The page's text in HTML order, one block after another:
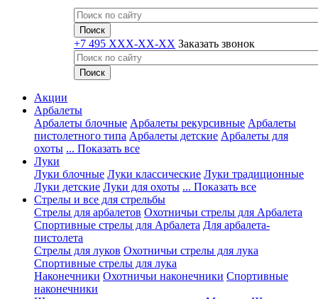
+7 495 XXX-XX-XX Заказать звонок
Акции
Арбалеты
Арбалеты блочные Арбалеты рекурсивные Арбалеты
пистолетного типа Арбалеты детские Арбалеты для
охоты ... Показать все
Луки
Луки блочные Луки классические Луки традиционные
Луки детские Луки для охоты ... Показать все
Стрелы и все для стрельбы
Стрелы для арбалетов Охотничьи стрелы для Арбалета
Спортивные стрелы для Арбалета Для арбалета-
пистолета
Стрелы для луков Охотничьи стрелы для лука
Спортивные стрелы для лука
Наконечники Охотничьи наконечники Спортивные
наконечники